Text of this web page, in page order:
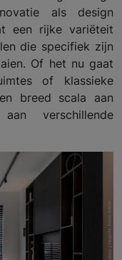
als design
een rijke variëteit
die specifiek zijn
Of het nu gaat
of klassieke
breed scala aan
verschillende